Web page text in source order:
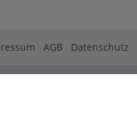
AGB Datenschutz